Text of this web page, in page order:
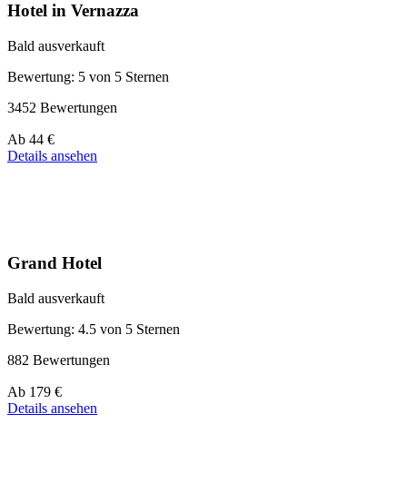
Hotel in Vernazza
Bald ausverkauft
Bewertung: 5 von 5 Sternen
3452 Bewertungen
Preis
ab
Ab 44 €
Details ansehen
Grand Hotel
Bald ausverkauft
Bewertung: 4.5 von 5 Sternen
882 Bewertungen
Preis
ab
Ab 179 €
Details ansehen